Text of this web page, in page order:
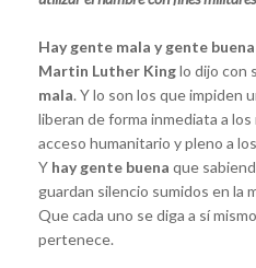
Hay gente mala y gente buena
Martin Luther Kinglo dijo con
mala. Y lo son los que impiden
liberan de forma inmediata a
acceso humanitario y pleno a
Y hay gente buena que
guardan silencio sumidos en la
Que cada uno se diga a sí
pertenece.